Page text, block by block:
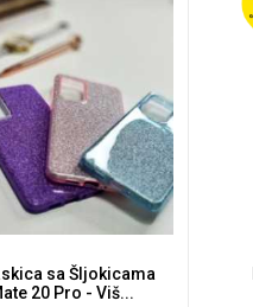
sa Šljokicama
20 Pro - Viš...